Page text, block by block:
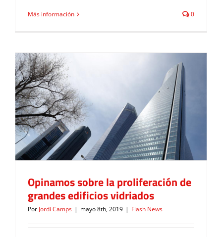
Más información 0
Opinamos sobre la proliferación de
grandes edificios vidriados
Flash News
Opinamos sobre la proliferación de
grandes edificios vidriados
Por Jordi Camps | mayo 8th, 2019 | Flash News